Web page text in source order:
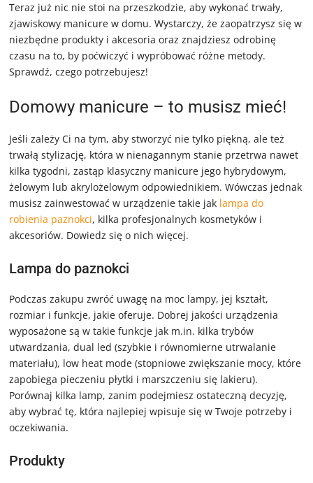
Teraz już nic nie stoi na przeszkodzie, aby wykonać trwały,
zjawiskowy manicure w domu. Wystarczy, że zaopatrzysz się w
niezbędne produkty i akcesoria oraz znajdziesz odrobinę
czasu na to, by poćwiczyć i wypróbować różne metody.
Sprawdź, czego potrzebujesz!
Domowy manicure – to musisz mieć!
Jeśli zależy Ci na tym, aby stworzyć nie tylko piękną, ale też
trwałą stylizację, która w nienagannym stanie przetrwa nawet
kilka tygodni, zastąp klasyczny manicure jego hybrydowym,
żelowym lub akrylożelowym odpowiednikiem. Wówczas jednak
musisz zainwestować w urządzenie takie jak lampa do
robienia paznokci, kilka profesjonalnych kosmetyków i
akcesoriów. Dowiedz się o nich więcej.
Lampa do paznokci
Podczas zakupu zwróć uwagę na moc lampy, jej kształt,
rozmiar i funkcje, jakie oferuje. Dobrej jakości urządzenia
wyposażone są w takie funkcje jak m.in. kilka trybów
utwardzania, dual led (szybkie i równomierne utrwalanie
materiału), low heat mode (stopniowe zwiększanie mocy, które
zapobiega pieczeniu płytki i marszczeniu się lakieru).
Porównaj kilka lamp, zanim podejmiesz ostateczną decyzję,
aby wybrać tę, która najlepiej wpisuje się w Twoje potrzeby i
oczekiwania.
Produkty